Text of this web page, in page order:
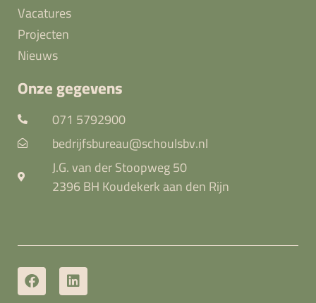
Vacatures
Projecten
Nieuws
Onze gegevens
071 5792900
bedrijfsbureau@schoulsbv.nl
J.G. van der Stoopweg 50
2396 BH Koudekerk aan den Rijn